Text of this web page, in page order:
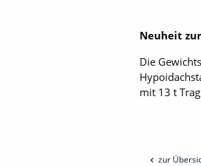
Neuheit
Die
mit 13 t
zur